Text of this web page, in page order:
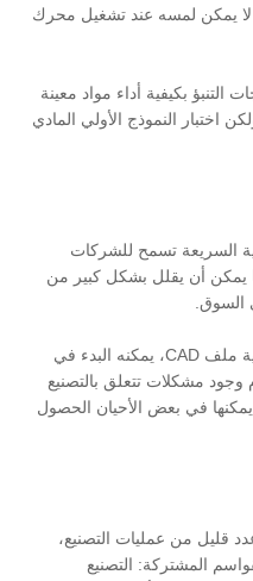
لا يمكن لمسه عند تشغيل محرك
بكيفية أداء مواد معينة
اختبار النموذج الأولي المادي
السريعة تسمح للشركات
يمكن أن يقلل بشكل كبير من
السوق.
عندما يتلقى موفر خدمة النماذج الأولية ملف CAD، يمكنه البدء في
وجود مشكلات تتعلق بالتصنيع
في بعض الأحيان الحصول
قليل من عمليات التصنيع،
المشتركة: التصنيع